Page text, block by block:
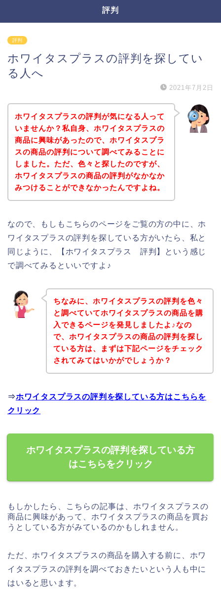
評判
評判
ホワイタスプラスの評判を探してい
る人へ
2021年7月2日
ホワイタスプラスの評判が気になる人って
いませんか？私自身、ホワイタスプラスの
商品に興味があったので、ホワイタスプラ
スの商品の評判について調べてみることに
しました。ただ、色々と探したのですが、
ホワイタスプラスの商品の評判がなかなか
みつけることができなかったんですよね。
なので、もしもこちらのページをご覧の方の中に、ホ
ワイタスプラスの評判を探している方がいたら、私と
同じように、【ホワイタスプラス 評判】という感じ
で調べてみるといいですよ♪
ちなみに、ホワイタスプラスの評判を色々
と調べていてホワイタスプラスの商品を購
入できるページを発見しましたよ♪なの
で、ホワイタスプラスの商品の評判を探し
ている方は、まずは下記ページをチェック
されてみてはいかがでしょうか？
⇒ホワイタスプラスの評判を探している方はこちらを
クリック
ホワイタスプラスの評判を探している方
はこちらをクリック
もしかしたら、こちらの記事は、ホワイタスプラスの
商品に興味があって、ホワイタスプラスの商品を買お
うとしている方がみているのかもしれません。
ただ、ホワイタスプラスの商品を購入する前に、ホワ
イタスプラスの評判を調べておきたいという人も中に
はいると思います。